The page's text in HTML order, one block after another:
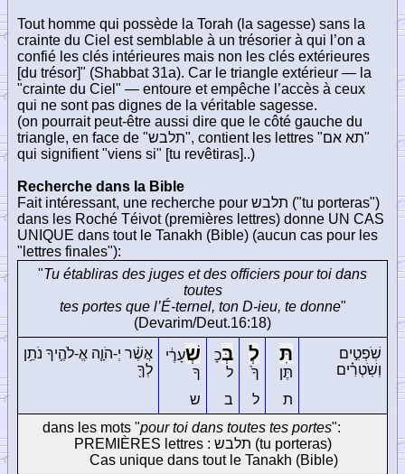
Tout homme qui possède la Torah (la sagesse) sans la
crainte du Ciel est semblable à un trésorier à qui l’on a
confié les clés intérieures mais non les clés extérieures
[du trésor]" (Shabbat 31a). Car le triangle extérieur — la
"crainte du Ciel" — entoure et empêche l’accès à ceux
qui ne sont pas dignes de la véritable sagesse.
(on pourrait peut-être aussi dire que le côté gauche du
triangle, en face de "תלבש", contient les lettres "תא אם"
qui signifient "viens si" [tu revêtiras]..)
Recherche dans la Bible
Fait intéressant, une recherche pour תלבש ("tu porteras")
dans les Roché Téivot (premières lettres) donne UN CAS
UNIQUE dans tout le Tanakh (Bible) (aucun cas pour les
"lettres finales"):
"Tu établiras des juges et des officiers pour toi dans
toutes
tes portes que l’É-ternel, ton D-ieu, te donne"
(Devarim/Deut.16:18)
שֹֽׁפְטִ֣ים
וְשֹֽׁטְרִ֗ים
תִּ
תֶּן
לְ
ךָ֙
בְּכָ
ל
שְׁעָרֶ֔י
ךָ
אֲשֶׁ֨ר יְ-הֹוָ֧ה אֱ-לֹהֶ֛יךָ נֹתֵ֥ן
לְךָ֖
ת
ל ב
ש
dans les mots "pour toi dans toutes tes portes":
(tu porteras) תלבש PREMIÈRES lettres :
Cas unique dans tout le Tanakh (Bible)